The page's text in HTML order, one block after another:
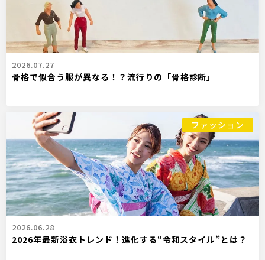
2026.07.27
骨格で似合う服が異なる！？流行りの「骨格診断」
ファッション
2026.06.28
2026年最新浴衣トレンド！進化する“令和スタイル”とは？